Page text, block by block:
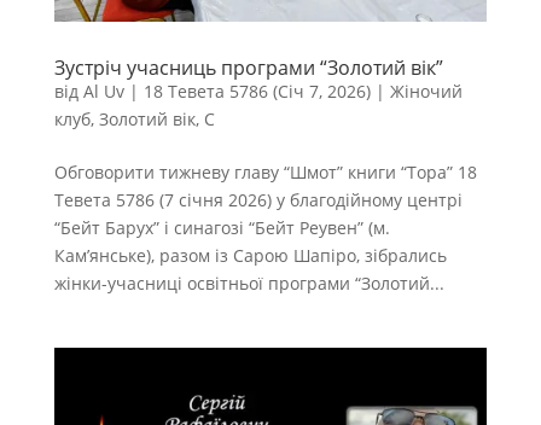
Зустріч учасниць програми “Золотий вік”
від Al Uv| 18 Тевета 5786 (Січ 7, 2026)| Жіночий
клуб, Золотий вік, С
Обговорити тижневу главу “Шмот” книги “Тора” 18
Тевета 5786 (7 січня 2026) у благодійному центрі
“Бейт Барух” і синагозі “Бейт Реувен” (м.
Кам’янське), разом із Сарою Шапіро, зібрались
жінки-учасниці освітньої програми “Золотий...